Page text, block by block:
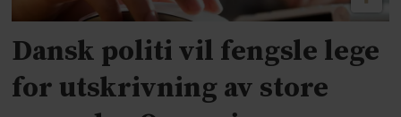
Dansk politi vil fengsle lege
for utskrivning av store